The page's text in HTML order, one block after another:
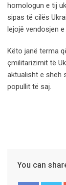
homologun e tij
sipas të cilës
lejojë vendosjen
Këto janë terma
çmilitarizimit të
aktualisht e sheh
popullit të saj.
You can